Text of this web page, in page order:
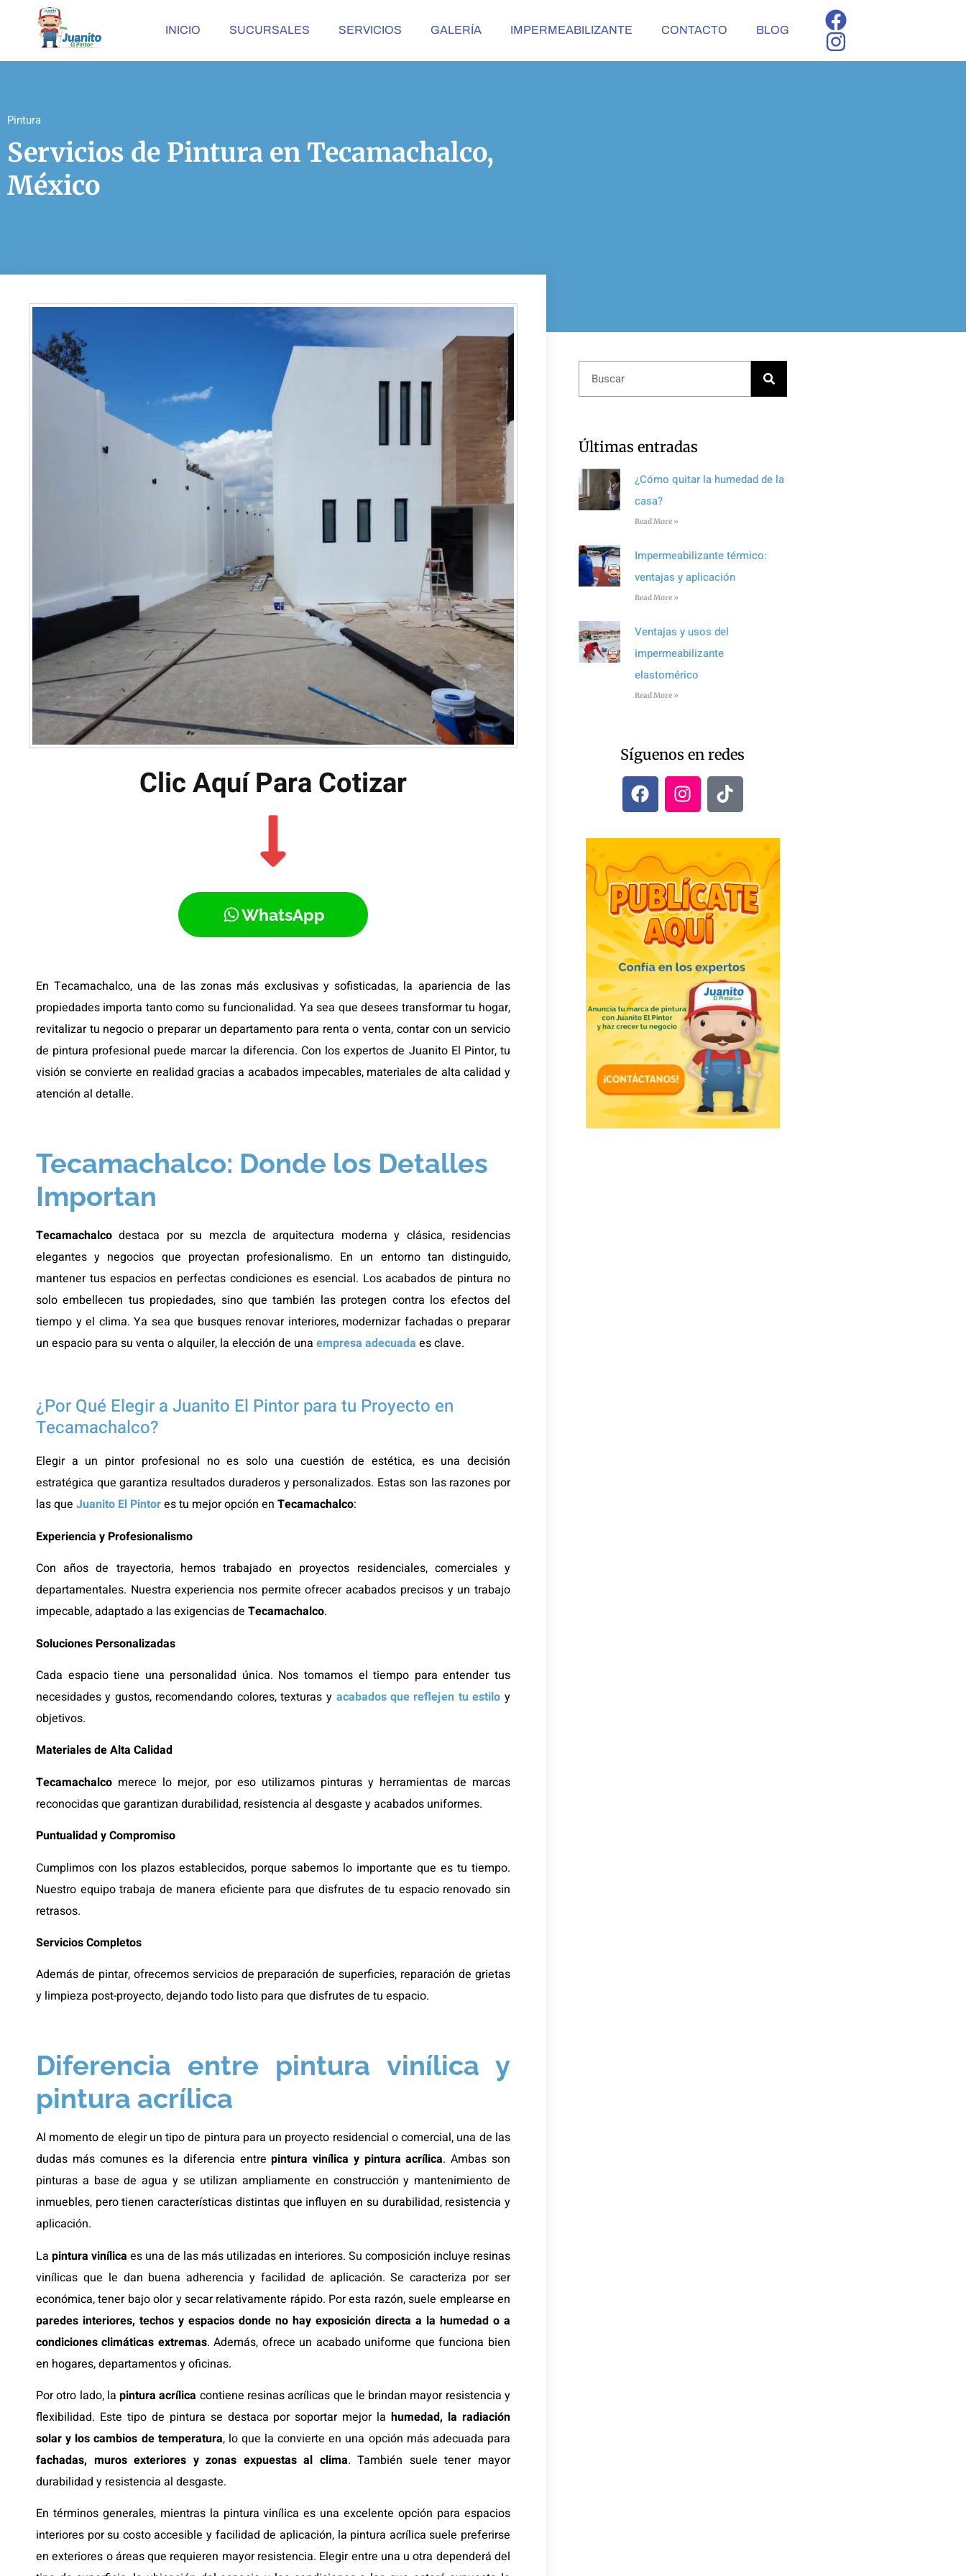
INICIO SUCURSALES SERVICIOS GALERÍA IMPERMEABILIZANTE CONTACTO BLOG
Pintura
Servicios de Pintura en Tecamachalco,
México
Clic Aquí Para Cotizar​
WhatsApp
En Tecamachalco, una de las zonas más exclusivas y sofisticadas, la apariencia de las
propiedades importa tanto como su funcionalidad. Ya sea que desees transformar tu hogar,
revitalizar tu negocio o preparar un departamento para renta o venta, contar con un servicio
de pintura profesional puede marcar la diferencia. Con los expertos de Juanito El Pintor, tu
visión se convierte en realidad gracias a acabados impecables, materiales de alta calidad y
atención al detalle.
Tecamachalco: Donde los Detalles
Importan
Tecamachalco destaca por su mezcla de arquitectura moderna y clásica, residencias
elegantes y negocios que proyectan profesionalismo. En un entorno tan distinguido,
mantener tus espacios en perfectas condiciones es esencial. Los acabados de pintura no
solo embellecen tus propiedades, sino que también las protegen contra los efectos del
tiempo y el clima. Ya sea que busques renovar interiores, modernizar fachadas o preparar
un espacio para su venta o alquiler, la elección de una empresa adecuada es clave.
¿Por Qué Elegir a Juanito El Pintor para tu Proyecto en
Tecamachalco?
Elegir a un pintor profesional no es solo una cuestión de estética, es una decisión
estratégica que garantiza resultados duraderos y personalizados. Estas son las razones por
las que Juanito El Pintores tu mejor opción en Tecamachalco:
Experiencia y Profesionalismo
Con años de trayectoria, hemos trabajado en proyectos residenciales, comerciales y
departamentales. Nuestra experiencia nos permite ofrecer acabados precisos y un trabajo
impecable, adaptado a las exigencias de Tecamachalco.
Soluciones Personalizadas
Cada espacio tiene una personalidad única. Nos tomamos el tiempo para entender tus
necesidades y gustos, recomendando colores, texturas y acabados que reflejen tu estilo y
objetivos.
Materiales de Alta Calidad
Tecamachalco merece lo mejor, por eso utilizamos pinturas y herramientas de marcas
reconocidas que garantizan durabilidad, resistencia al desgaste y acabados uniformes.
Puntualidad y Compromiso
Cumplimos con los plazos establecidos, porque sabemos lo importante que es tu tiempo.
Nuestro equipo trabaja de manera eficiente para que disfrutes de tu espacio renovado sin
retrasos.
Servicios Completos
Además de pintar, ofrecemos servicios de preparación de superficies, reparación de grietas
y limpieza post-proyecto, dejando todo listo para que disfrutes de tu espacio.
Diferencia entre pintura vinílica y
pintura acrílica
Al momento de elegir un tipo de pintura para un proyecto residencial o comercial, una de las
dudas más comunes es la diferencia entrepintura vinílica y pintura acrílica. Ambas son
pinturas a base de agua y se utilizan ampliamente en construcción y mantenimiento de
inmuebles, pero tienen características distintas que influyen en su durabilidad, resistencia y
aplicación.
La pintura vinílica es una de las más utilizadas en interiores. Su composición incluye resinas
vinílicas que le dan buena adherencia y facilidad de aplicación. Se caracteriza por ser
económica, tener bajo olor y secar relativamente rápido. Por esta razón, suele emplearse en
paredes interiores, techos y espacios donde no hay exposición directa a la humedad o a
condiciones climáticas extremas. Además, ofrece un acabado uniforme que funciona bien
en hogares, departamentos y oficinas.
Por otro lado, lapintura acrílica contiene resinas acrílicas que le brindan mayor resistencia y
flexibilidad. Este tipo de pintura se destaca por soportar mejor lahumedad, la radiación
solar y los cambios de temperatura, lo que la convierte en una opción más adecuada para
fachadas, muros exteriores y zonas expuestas al clima. También suele tener mayor
durabilidad y resistencia al desgaste.
En términos generales, mientras la pintura vinílica es una excelente opción para espacios
interiores por su costo accesible y facilidad de aplicación, la pintura acrílica suele preferirse
en exteriores o áreas que requieren mayor resistencia. Elegir entre una u otra dependerá del
Últimas entradas
¿Cómo quitar la humedad de la
casa?
Read More »
Impermeabilizante térmico:
ventajas y aplicación
Read More »
Ventajas y usos del
impermeabilizante
elastomérico
Read More »
Síguenos en redes